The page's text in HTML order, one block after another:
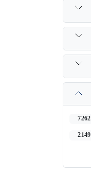
7,262
2,149